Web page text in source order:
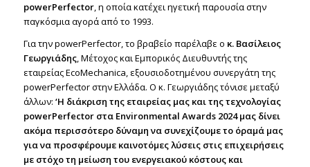
powerPerfector, η οποία κατέχει ηγετική παρουσία στην
παγκόσμια αγορά από το 1993.
Για την powerPerfector, το βραβείο παρέλαβε ο κ. Βασίλειος
Γεωργιάδης, Μέτοχος και Εμπορικός Διευθυντής της
εταιρείας EcoMechanica, εξουσιοδοτημένου συνεργάτη της
powerPerfector στην Ελλάδα. Ο κ. Γεωργιάδης τόνισε μεταξύ
άλλων: ‘Η διάκριση της εταιρείας μας και της τεχνολογίας
powerPerfector στα Environmental Awards 2024 μας δίνει
ακόμα περισσότερο δύναμη να συνεχίζουμε το όραμά μας
για να προσφέρουμε καινοτόμες λύσεις στις επιχειρήσεις
με στόχο τη μείωση του ενεργειακού κόστους και